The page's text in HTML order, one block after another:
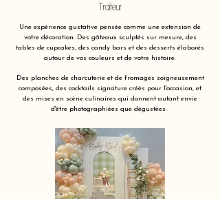
Traiteur
Une expérience gustative pensée comme une extension de
votre décoration. Des gâteaux sculptés sur mesure, des
tables de cupcakes, des candy bars et des desserts élaborés
autour de vos couleurs et de votre histoire.
Des planches de charcuterie et de fromages soigneusement
composées, des cocktails signature créés pour l'occasion, et
des mises en scène culinaires qui donnent autant envie
d'être photographiées que dégustées.